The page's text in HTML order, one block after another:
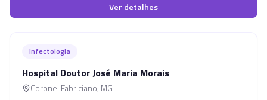
Ver detalhes
Infectologia
Hospital Doutor José Maria Morais
Coronel Fabriciano, MG